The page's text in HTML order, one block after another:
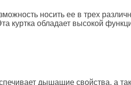
носить ее в трех
куртка обладает высокой
дышащие свойства, а